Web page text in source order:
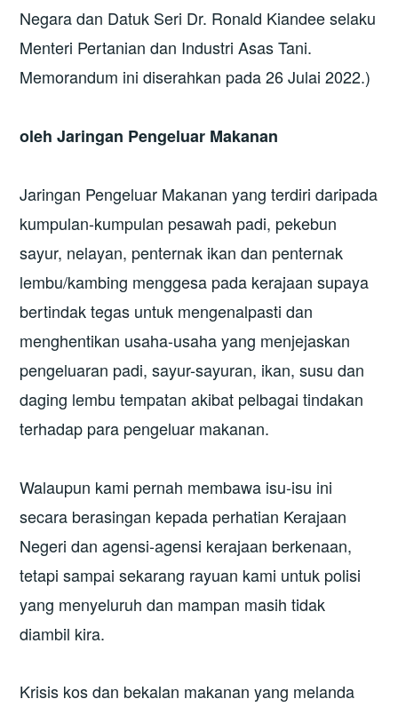
Negara dan Datuk Seri Dr. Ronald Kiandee selaku
Menteri Pertanian dan Industri Asas Tani.
Memorandum ini diserahkan pada 26 Julai 2022.)
oleh Jaringan Pengeluar Makanan
Jaringan Pengeluar Makanan yang terdiri daripada
kumpulan-kumpulan pesawah padi, pekebun
sayur, nelayan, penternak ikan dan penternak
lembu/kambing menggesa pada kerajaan supaya
bertindak tegas untuk mengenalpasti dan
menghentikan usaha-usaha yang menjejaskan
pengeluaran padi, sayur-sayuran, ikan, susu dan
daging lembu tempatan akibat pelbagai tindakan
terhadap para pengeluar makanan.
Walaupun kami pernah membawa isu-isu ini
secara berasingan kepada perhatian Kerajaan
Negeri dan agensi-agensi kerajaan berkenaan,
tetapi sampai sekarang rayuan kami untuk polisi
yang menyeluruh dan mampan masih tidak
diambil kira.
Krisis kos dan bekalan makanan yang melanda